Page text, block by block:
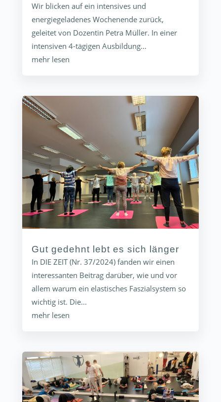
Wir blicken auf ein intensives und
energiegeladenes Wochenende zurück,
geleitet von Dozentin Petra Müller. In einer
intensiven 4-tägigen Ausbildung...
mehr lesen
Gut gedehnt lebt es sich länger
In DIE ZEIT (Nr. 37/2024) fanden wir einen
interessanten Beitrag darüber, wie und vor
allem warum ein elastisches Faszialsystem so
wichtig ist. Die...
mehr lesen